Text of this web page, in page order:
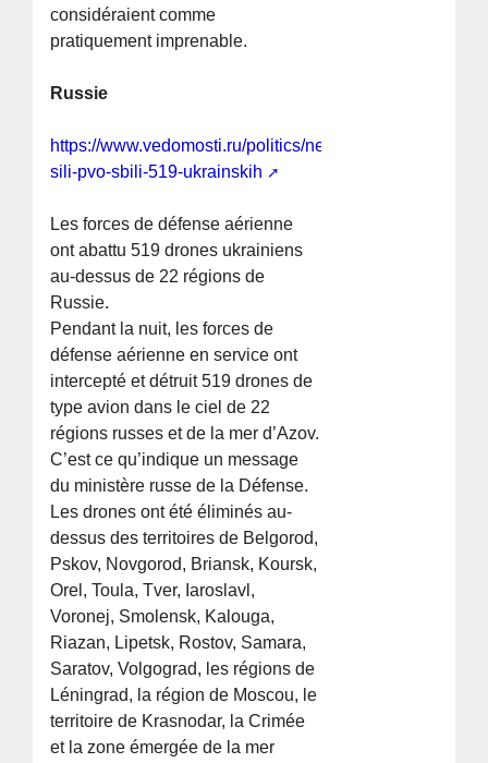
considéraient comme
pratiquement imprenable.
Russie
https://www.vedomosti.ru/politics/news/2026/07/06/
sili-pvo-sbili-519-ukrainskih
Les forces de défense aérienne
ont abattu 519 drones ukrainiens
au-dessus de 22 régions de
Russie.
Pendant la nuit, les forces de
défense aérienne en service ont
intercepté et détruit 519 drones de
type avion dans le ciel de 22
régions russes et de la mer d’Azov.
C’est ce qu’indique un message
du ministère russe de la Défense.
Les drones ont été éliminés au-
dessus des territoires de Belgorod,
Pskov, Novgorod, Briansk, Koursk,
Orel, Toula, Tver, Iaroslavl,
Voronej, Smolensk, Kalouga,
Riazan, Lipetsk, Rostov, Samara,
Saratov, Volgograd, les régions de
Léningrad, la région de Moscou, le
territoire de Krasnodar, la Crimée
et la zone émergée de la mer